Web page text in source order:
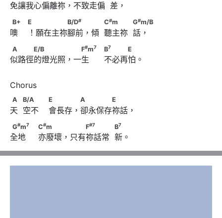
免讓我心偏離祢，不致走偏  差，
B+　                        E 　　　　B/D#
C#m　　　            G#m/B
B+ E B/D# C#m G#m/B
噢    ！願在主祢腳前，傾  聽主祢  話，
A　　　E/B　　　　 　F
m7
B 7 E
A E/B F#m7 B7 E
似路徑的燈光照，一生      不必再怕。
A　            B/A　　                        E　　　 A
E
A B/A E A E
天  空不    會長存，卻永保存祢話，
G#m7 C
F#7 B7
G#m7 C#m F#7 B7
全地     亦廢壞，只有祢話常  新。